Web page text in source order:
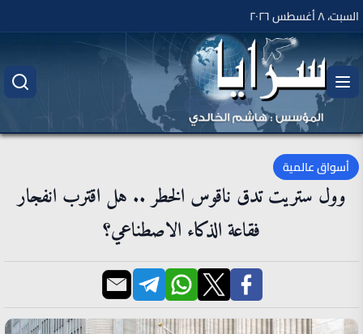
السبت، ٨ أغسطس ٢٠٢٦
أسواق عالمية
وول ستريت تدق ناقوس الخطر .. هل اقترب انفجار
فقاعة الذكاء الاصطناعي؟